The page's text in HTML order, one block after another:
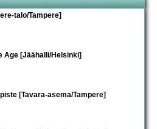
talo/Tampere]
Age [Jäähalli/Helsinki]
[Tavara-asema/Tampere]